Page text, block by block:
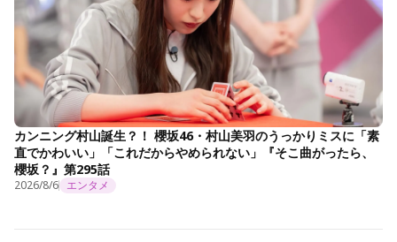
カンニング村山誕生？！ 櫻坂46・村山美羽のうっかりミスに「素
直でかわいい」「これだからやめられない」『そこ曲がったら、
櫻坂？』第295話
2026/8/6 エンタメ